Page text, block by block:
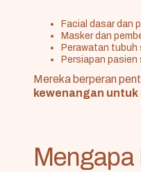
Facial dasar dan
Masker dan
Perawatan tubuh
Persiapan pasien
Mereka berperan
kewenangan
Mengapa